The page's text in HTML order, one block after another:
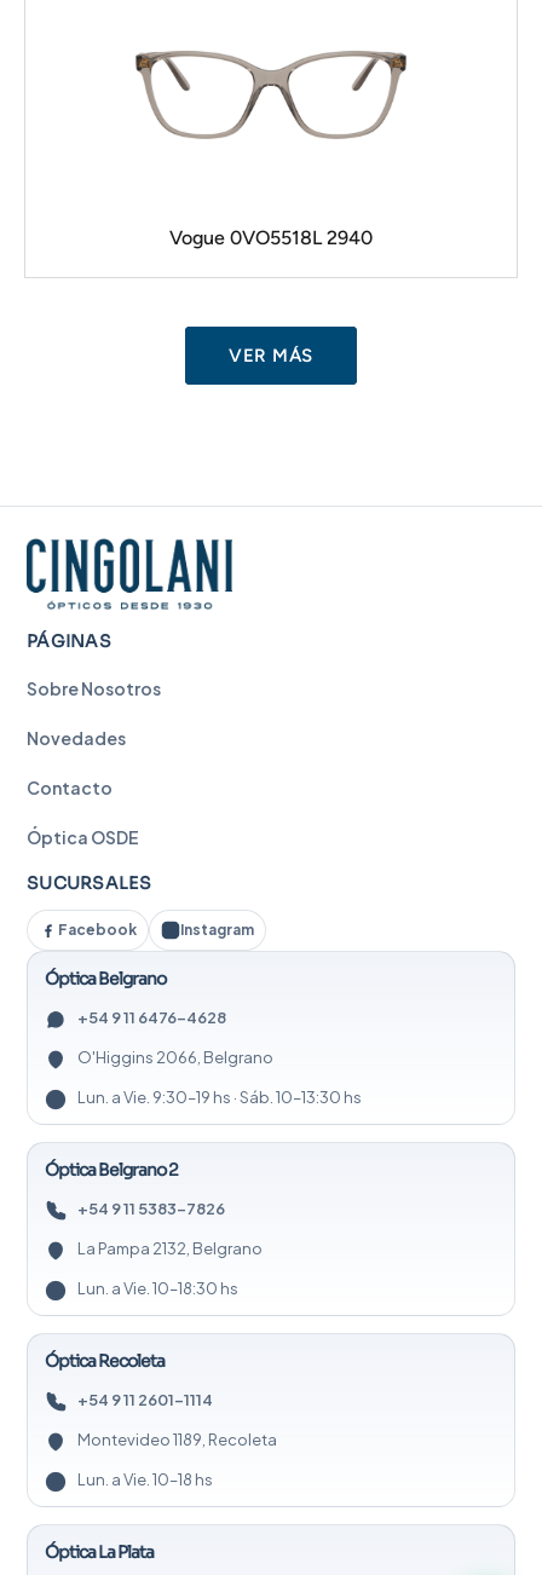
Vogue 0VO5518L 2940
VER MÁS
PÁGINAS
Sobre Nosotros
Novedades
Contacto
Óptica OSDE
SUCURSALES
Facebook Instagram
Óptica Belgrano
+54 9 11 6476-4628
O'Higgins 2066, Belgrano
Lun. a Vie. 9:30–19 hs · Sáb. 10–13:30 hs
Óptica Belgrano 2
+54 9 11 5383-7826
La Pampa 2132, Belgrano
Lun. a Vie. 10–18:30 hs
Óptica Recoleta
+54 9 11 2601-1114
Montevideo 1189, Recoleta
Lun. a Vie. 10–18 hs
Óptica La Plata